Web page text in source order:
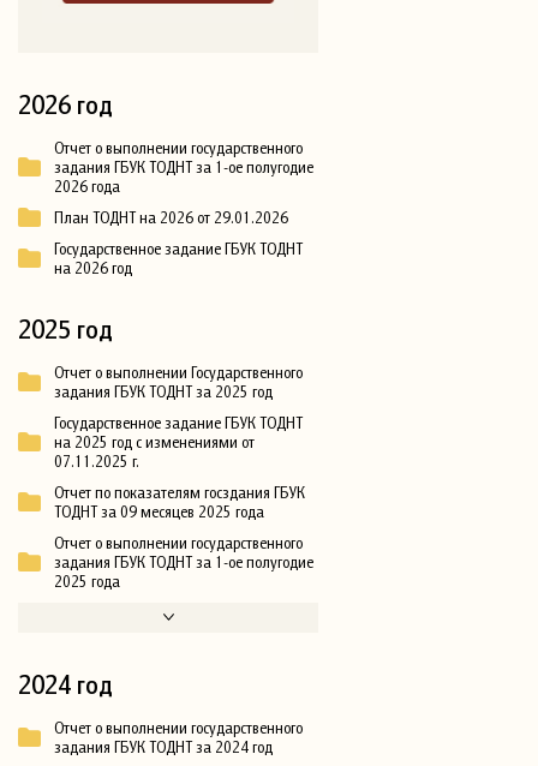
2026 год
Отчет о выполнении государственного
задания ГБУК ТОДНТ за 1-ое полугодие
2026 года
План ТОДНТ на 2026 от 29.01.2026
Государственное задание ГБУК ТОДНТ
на 2026 год
2025 год
Отчет о выполнении Государственного
задания ГБУК ТОДНТ за 2025 год
Государственное задание ГБУК ТОДНТ
на 2025 год с изменениями от
07.11.2025 г.
Отчет по показателям госздания ГБУК
ТОДНТ за 09 месяцев 2025 года
Отчет о выполнении государственного
задания ГБУК ТОДНТ за 1-ое полугодие
2025 года
2024 год
Отчет о выполнении государственного
задания ГБУК ТОДНТ за 2024 год